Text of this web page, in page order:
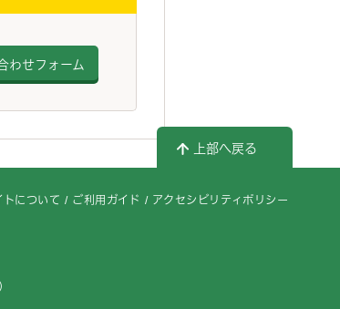
わせフォーム
上部へ戻る
トについて ご利用ガイド アクセシビリティポリシー